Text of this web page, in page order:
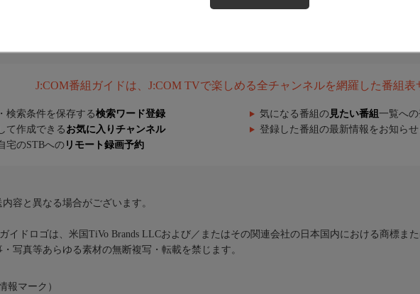
J:COM番組ガイドは、J:COM TVで楽しめる全チャンネルを網羅した番組表
検索条件を保存する検索ワード登録 気になる番組の 見たい番組 一覧へ
て作成できる お気に入りチャンネル 登録した番組の最新情報をお知ら
宅のSTBへのリモート録画予約
容と異なる場合がございます。
イドロゴは、米国TiVo Brands LLCおよび／またはその関連会社の日本国内における商標また
写真等あらゆる素材の無断複写・転載を禁じます。
報マーク）